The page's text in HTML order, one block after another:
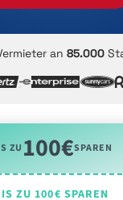
an 85.000
ZU100€SPAREN
ZU 100€ SPAREN